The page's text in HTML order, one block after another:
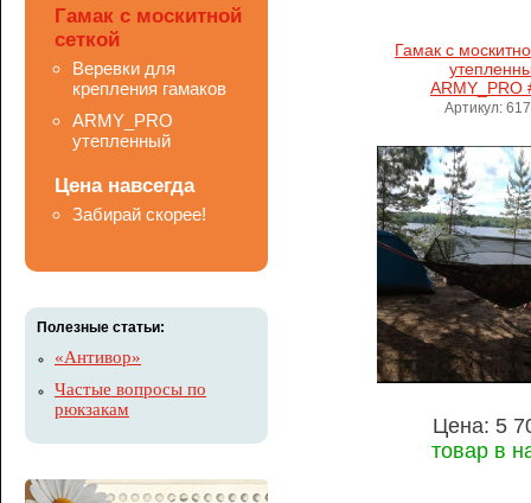
Гамак с москитной
сеткой
Веревки для
крепления гамаков
ARMY_PRO
утепленный
Цена навсегда
Забирай скорее!
Полезные статьи:
«Антивор»
Частые вопросы по
рюкзакам
Гамак с
ARMY_PRO
Артикул:
Цена: 5
товар в